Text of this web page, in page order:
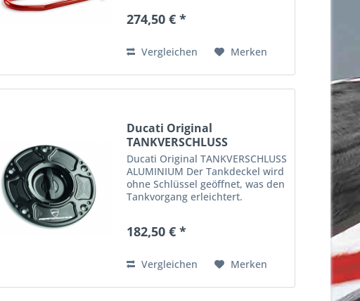
Einarmschwinge geeignet.
besonders praktisch. Ein...
274,50 € *
Vergleichen Merken
Ducati Original
TANKVERSCHLUSS
ALUMINIUM
Ducati Original TANKVERSCHLUSS
ALUMINIUM Der Tankdeckel wird
ohne Schlüssel geöffnet, was den
Tankvorgang erleichtert.
182,50 € *
Vergleichen Merken